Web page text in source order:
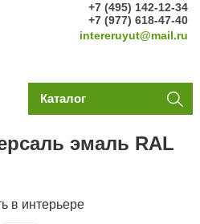
+7 (495) 142-12-34
+7 (977) 618-47-40
intereruyut@mail.ru
Каталог
эмаль RAL
в интерьере